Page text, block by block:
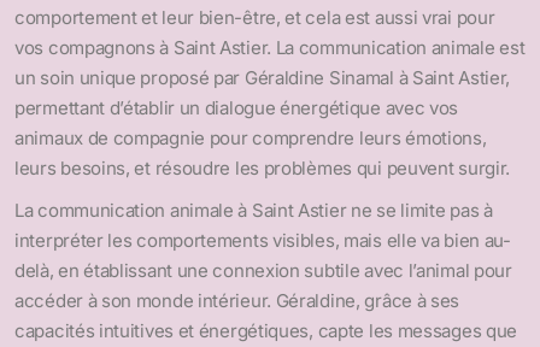
comportement et leur bien-être, et cela est aussi vrai pour
vos compagnons à Saint Astier. La communication animale est
un soin unique proposé par Géraldine Sinamal à Saint Astier,
permettant d’établir un dialogue énergétique avec vos
animaux de compagnie pour comprendre leurs émotions,
leurs besoins, et résoudre les problèmes qui peuvent surgir.
La communication animale à Saint Astier ne se limite pas à
interpréter les comportements visibles, mais elle va bien au-
delà, en établissant une connexion subtile avec l’animal pour
accéder à son monde intérieur. Géraldine, grâce à ses
capacités intuitives et énergétiques, capte les messages que